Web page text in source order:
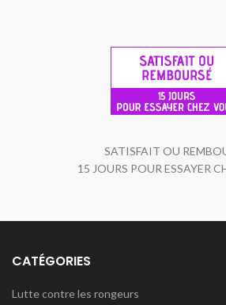
SATISFAIT OU
15 JOURS POUR ESSAYER
CATÉGORIES
Lutte contre les rongeurs